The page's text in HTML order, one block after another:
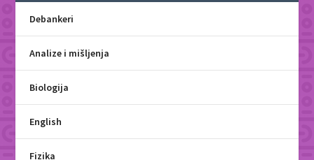
Debankeri
Analize i mišljenja
Biologija
English
Fizika